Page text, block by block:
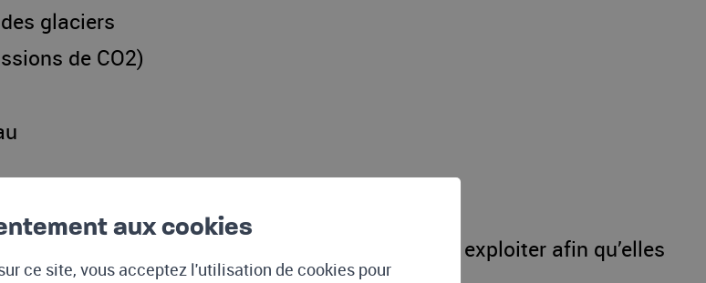
glaciers
de CO2)
hydroélectriques et mandate ALTIS pour les exploiter afin qu’elles
aux cookies
ce site, vous acceptez l'utilisation de cookies pour